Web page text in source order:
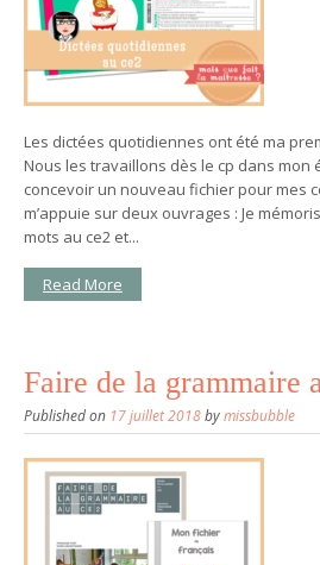
Les dictées quotidiennes ont été ma
Nous les travaillons dès le cp dans mon
concevoir un nouveau fichier pour mes
m’appuie sur deux ouvrages : Je
mots au ce2 et...
Read More
Faire de la grammaire
Published on 17 juillet 2018bymissbubble